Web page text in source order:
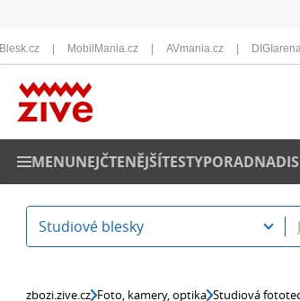
Blesk.cz MobilMania.cz AVmania.cz
MENUNEJČTENĚJŠÍTESTYPORADNA
Studiové blesky
zbozi.zive.cz Foto, kamery, optika Studiová